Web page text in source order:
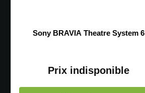
Sony BRAVIA Theatre System 6
Prix indisponible